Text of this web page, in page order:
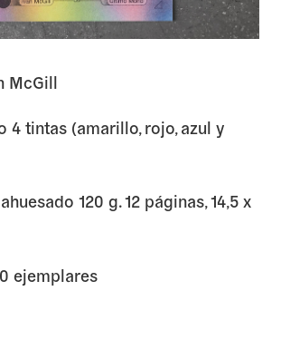
McGill
4 tintas (amarillo, rojo, azul y
120 g. 12 páginas, 14,5 x
ejemplares